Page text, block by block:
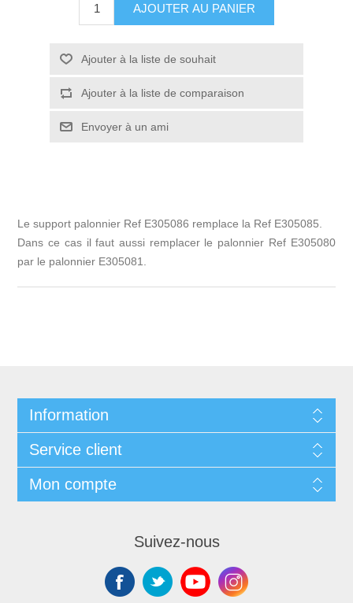
AJOUTER AU PANIER
Ajouter à la liste de souhait
Ajouter à la liste de comparaison
Envoyer à un ami
Le support palonnier Ref E305086 remplace la Ref E305085.
Dans ce cas il faut aussi remplacer le palonnier Ref E305080
par le palonnier E305081.
Information
Service client
Mon compte
Suivez-nous